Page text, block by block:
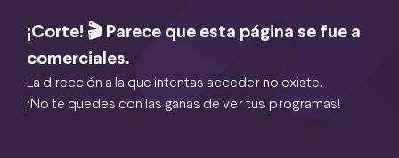
¡Corte! 🎬 Parece que esta página se fue a
comerciales.
La dirección a la que intentas acceder no existe.
¡No te quedes con las ganas de ver tus programas!